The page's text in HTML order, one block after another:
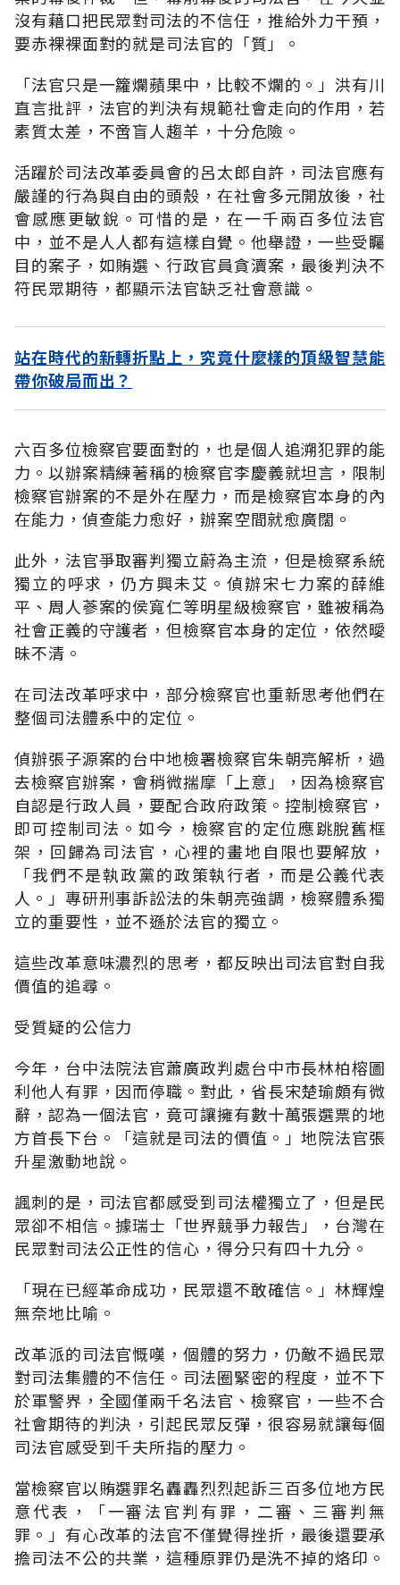
沒有藉口把民眾對司法的不信任，推給外力干預，
要赤裸裸面對的就是司法官的「質」。
「法官只是一籮爛蘋果中，比較不爛的。」洪有川
直言批評，法官的判決有規範社會走向的作用，若
素質太差，不啻盲人趨羊，十分危險。
活躍於司法改革委員會的呂太郎自許，司法官應有
嚴謹的行為與自由的頭殼，在社會多元開放後，社
會感應更敏銳。可惜的是，在一千兩百多位法官
中，並不是人人都有這樣自覺。他舉證，一些受矚
目的案子，如賄選、行政官員貪瀆案，最後判決不
符民眾期待，都顯示法官缺乏社會意識。
站在時代的新轉折點上，究竟什麼樣的頂級智慧能
帶你破局而出？
六百多位檢察官要面對的，也是個人追溯犯罪的能
力。以辦案精練著稱的檢察官李慶義就坦言，限制
檢察官辦案的不是外在壓力，而是檢察官本身的內
在能力，偵查能力愈好，辦案空間就愈廣闊。
此外，法官爭取審判獨立蔚為主流，但是檢察系統
獨立的呼求，仍方興未艾。偵辦宋七力案的薛維
平、周人蔘案的侯寬仁等明星級檢察官，雖被稱為
社會正義的守護者，但檢察官本身的定位，依然曖
昧不清。
在司法改革呼求中，部分檢察官也重新思考他們在
整個司法體系中的定位。
偵辦張子源案的台中地檢署檢察官朱朝亮解析，過
去檢察官辦案，會稍微揣摩「上意」，因為檢察官
自認是行政人員，要配合政府政策。控制檢察官，
即可控制司法。如今，檢察官的定位應跳脫舊框
架，回歸為司法官，心裡的畫地自限也要解放，
「我們不是執政黨的政策執行者，而是公義代表
人。」專研刑事訴訟法的朱朝亮強調，檢察體系獨
立的重要性，並不遜於法官的獨立。
這些改革意味濃烈的思考，都反映出司法官對自我
價值的追尋。
受質疑的公信力
今年，台中法院法官蕭廣政判處台中市長林柏榕圖
利他人有罪，因而停職。對此，省長宋楚瑜頗有微
辭，認為一個法官，竟可讓擁有數十萬張選票的地
方首長下台。「這就是司法的價值。」地院法官張
升星激動地說。
諷刺的是，司法官都感受到司法權獨立了，但是民
眾卻不相信。據瑞士「世界競爭力報告」，台灣在
民眾對司法公正性的信心，得分只有四十九分。
「現在已經革命成功，民眾還不敢確信。」林輝煌
無奈地比喻。
改革派的司法官慨嘆，個體的努力，仍敵不過民眾
對司法集體的不信任。司法圈緊密的程度，並不下
於軍警界，全國僅兩千名法官、檢察官，一些不合
社會期待的判決，引起民眾反彈，很容易就讓每個
司法官感受到千夫所指的壓力。
當檢察官以賄選罪名轟轟烈烈起訴三百多位地方民
意代表，「一審法官判有罪，二審、三審判無
罪。」有心改革的法官不僅覺得挫折，最後還要承
擔司法不公的共業，這種原罪仍是洗不掉的烙印。